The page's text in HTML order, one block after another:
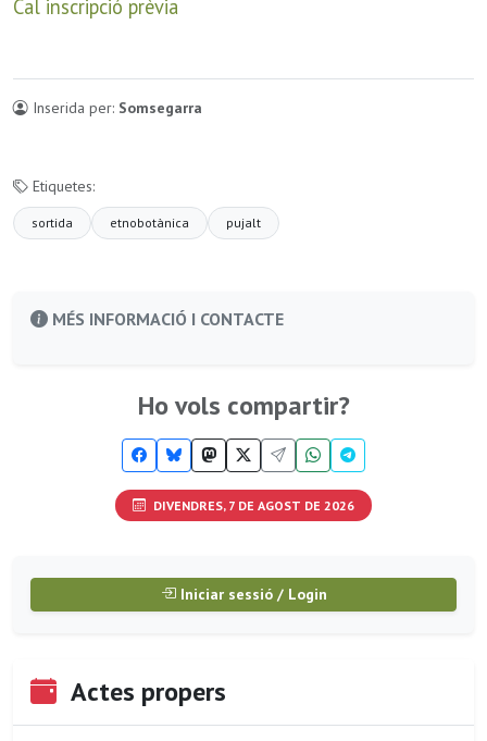
Cal inscripció prèvia
Inserida per: Somsegarra
Etiquetes:
sortida etnobotànica pujalt
MÉS INFORMACIÓ I CONTACTE
Ho vols compartir?
DIVENDRES, 7 DE AGOST DE 2026
Iniciar sessió / Login
Actes propers